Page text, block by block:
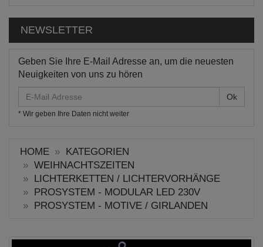
NEWSLETTER
Geben Sie Ihre E-Mail Adresse an, um die neuesten
Neuigkeiten von uns zu hören
Mail
Adresse
* Wir geben Ihre Daten nicht weiter
HOME
KATEGORIEN
WEIHNACHTSZEITEN
LICHTERKETTEN / LICHTERVORHÄNGE
PROSYSTEM - MODULAR LED 230V
PROSYSTEM - MOTIVE / GIRLANDEN